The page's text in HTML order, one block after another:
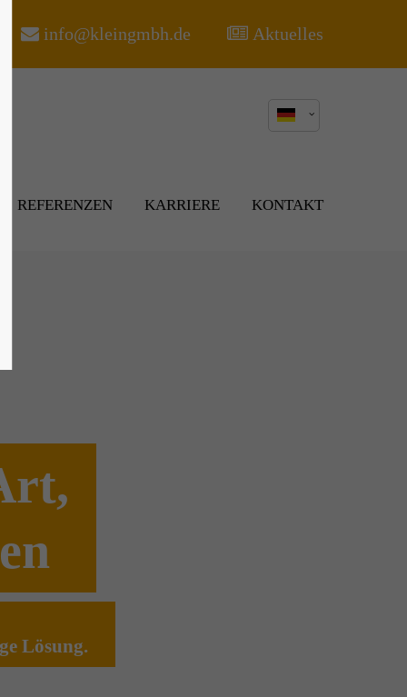
About us
consectetuer adipiscing elit.
penatibus et magnis dis parturient
info@kleingmbh.de Aktuelles
REFERENZEN KARRIERE KONTAKT
Lösung.